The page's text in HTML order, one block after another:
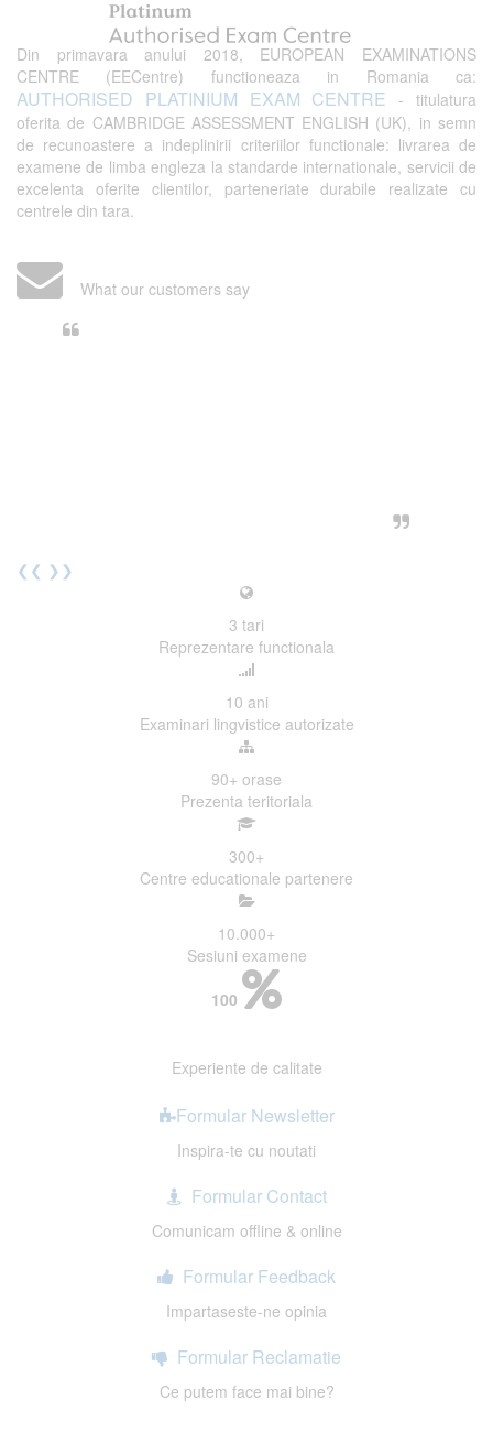
Din primavara anului 2018, EUROPEAN EXAMINATIONS
CENTRE (EECentre) functioneaza in Romania ca:
AUTHORISED PLATINIUM EXAM CENTRE - titulatura
oferita de CAMBRIDGE ASSESSMENT ENGLISH (UK), in semn
de recunoastere a indeplinirii criteriilor functionale: livrarea de
examene de limba engleza la standarde internationale, servicii de
excelenta oferite clientilor, parteneriate durabile realizate cu
centrele din tara.
What our customers say
❮❮ ❯❯
3 tari
Reprezentare functionala
10 ani
Examinari lingvistice autorizate
90+ orase
Prezenta teritoriala
300+
Centre educationale partenere
10.000+
Sesiuni examene
100
Experiente de calitate
Formular Newsletter
Inspira-te cu noutati
Formular Contact
Comunicam offline & online
Formular Feedback
Impartaseste-ne opinia
Formular Reclamatie
Ce putem face mai bine?